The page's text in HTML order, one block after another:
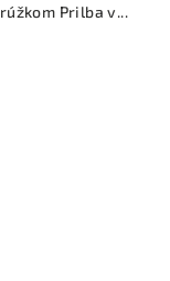
Prilba v...